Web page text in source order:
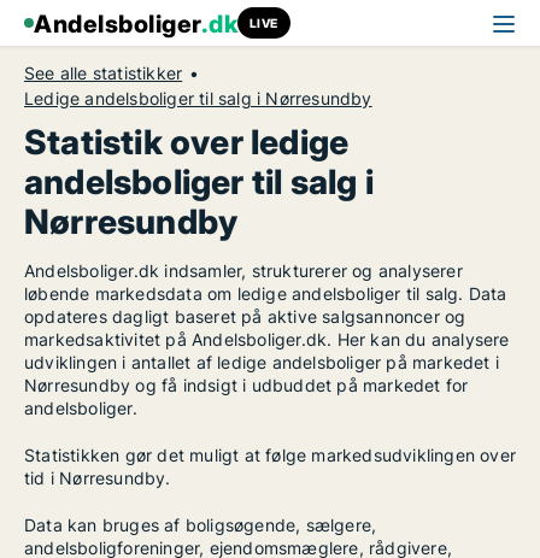
Andelsboliger.dk LIVE
See alle statistikker
Ledige andelsboliger til salg i Nørresundby
Statistik over ledige
andelsboliger til salg i
Nørresundby
Andelsboliger.dk indsamler, strukturerer og analyserer
løbende markedsdata om ledige andelsboliger til salg. Data
opdateres dagligt baseret på aktive salgsannoncer og
markedsaktivitet på Andelsboliger.dk. Her kan du analysere
udviklingen i antallet af ledige andelsboliger på markedet i
Nørresundby og få indsigt i udbuddet på markedet for
andelsboliger.
Statistikken gør det muligt at følge markedsudviklingen over
tid i Nørresundby.
Data kan bruges af boligsøgende, sælgere,
andelsboligforeninger, ejendomsmæglere, rådgivere,